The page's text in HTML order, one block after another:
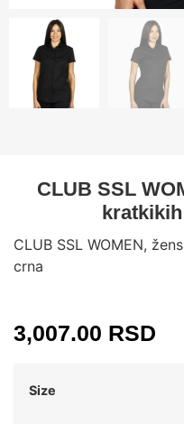
CLUB SSL
CLUB SSL WOMEN,
crna
3,007.00 RSD
Size